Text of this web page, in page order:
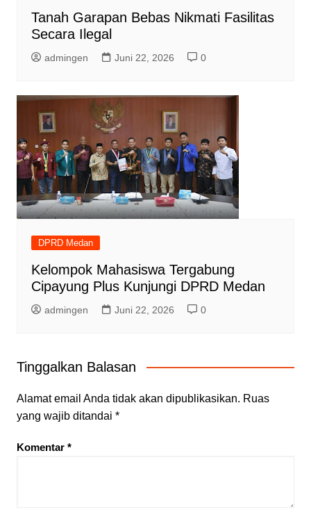
Tanah Garapan Bebas Nikmati Fasilitas
Secara Ilegal
admingen Juni 22, 2026 0
DPRD Medan
Kelompok Mahasiswa Tergabung
Cipayung Plus Kunjungi DPRD Medan
admingen Juni 22, 2026 0
Tinggalkan Balasan
Alamat email Anda tidak akan dipublikasikan. Ruas
yang wajib ditandai *
Komentar *